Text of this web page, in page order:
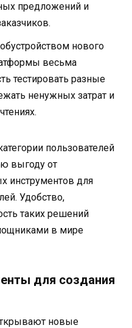
предложений и
нового
весьма
тестировать разные
ненужных затрат и
пользователей
выгоду от
инструментов для
Удобство,
таких решений
в мире
для создания
новые